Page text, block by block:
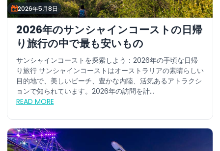
2026年5月8日
2026年のサンシャインコーストの日帰
り旅行の中で最も安いもの
サンシャインコーストを探索しよう：2026年の手頃な日帰
り旅行 サンシャインコーストはオーストラリアの素晴らしい
目的地で、美しいビーチ、豊かな内陸、活気あるアトラクシ
ョンで知られています。2026年の訪問を計...
READ MORE